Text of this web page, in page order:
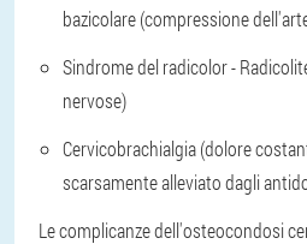
bazicolare (compressione
Sindrome del radicolor -
nervose)
Cervicobrachialgia (dolore
scarsamente alleviato dagli
Le complicanze dell'osteocondosi